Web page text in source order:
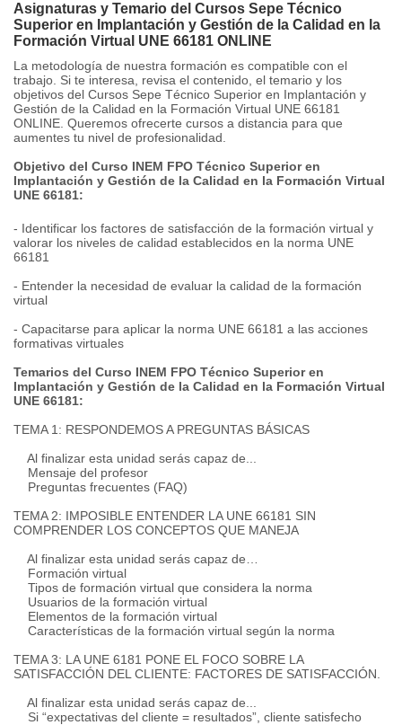
Asignaturas y Temario del Cursos Sepe Técnico
Superior en Implantación y Gestión de la Calidad en la
Formación Virtual UNE 66181 ONLINE
La metodología de nuestra formación es compatible con el
trabajo. Si te interesa, revisa el contenido, el temario y los
objetivos del Cursos Sepe Técnico Superior en Implantación y
Gestión de la Calidad en la Formación Virtual UNE 66181
ONLINE. Queremos ofrecerte cursos a distancia para que
aumentes tu nivel de profesionalidad.
Objetivo del Curso INEM FPO Técnico Superior en
Implantación y Gestión de la Calidad en la Formación Virtual
UNE 66181:
- Identificar los factores de satisfacción de la formación virtual y
valorar los niveles de calidad establecidos en la norma UNE
66181
- Entender la necesidad de evaluar la calidad de la formación
virtual
- Capacitarse para aplicar la norma UNE 66181 a las acciones
formativas virtuales
Temarios del Curso INEM FPO Técnico Superior en
Implantación y Gestión de la Calidad en la Formación Virtual
UNE 66181:
TEMA 1: RESPONDEMOS A PREGUNTAS BÁSICAS
Al finalizar esta unidad serás capaz de...
Mensaje del profesor
Preguntas frecuentes (FAQ)
TEMA 2: IMPOSIBLE ENTENDER LA UNE 66181 SIN
COMPRENDER LOS CONCEPTOS QUE MANEJA
Al finalizar esta unidad serás capaz de…
Formación virtual
Tipos de formación virtual que considera la norma
Usuarios de la formación virtual
Elementos de la formación virtual
Características de la formación virtual según la norma
TEMA 3: LA UNE 6181 PONE EL FOCO SOBRE LA
SATISFACCIÓN DEL CLIENTE: FACTORES DE SATISFACCIÓN.
Al finalizar esta unidad serás capaz de...
Si “expectativas del cliente = resultados”, cliente satisfecho